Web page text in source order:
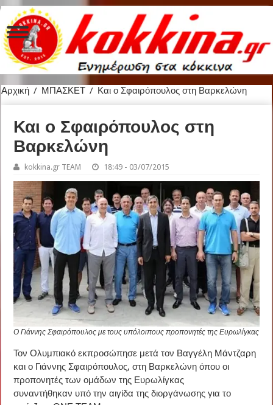
Αρχική / ΜΠΑΣΚΕΤ / Και ο Σφαιρόπουλος στη Βαρκελώνη
Και ο Σφαιρόπουλος στη
Βαρκελώνη
kokkina.gr TEAM 18:49 - 03/07/2015
Ο Γιάννης Σφαιρόπουλος με τους υπόλοιπους προπονητές της Ευρωλίγκας
Τον Ολυμπιακό εκπροσώπησε μετά τον Βαγγέλη Μάντζαρη
και ο Γιάννης Σφαιρόπουλος, στη Βαρκελώνη όπου οι
προπονητές των ομάδων της Ευρωλίγκας
συναντήθηκαν υπό την αιγίδα της διοργάνωσης για το